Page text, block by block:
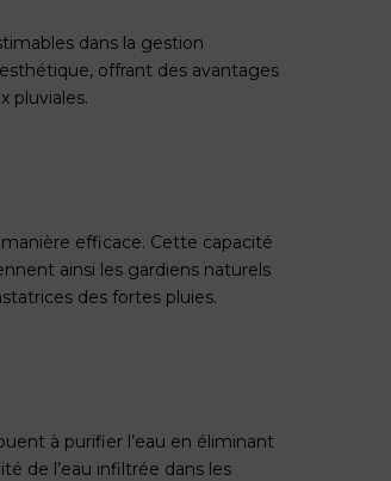
dans la gestion
offrant des avantages
pluviales.
efficace. Cette capacité
ainsi les gardiens naturels
des fortes pluies.
à purifier l’eau en éliminant
de l’eau infiltrée dans les